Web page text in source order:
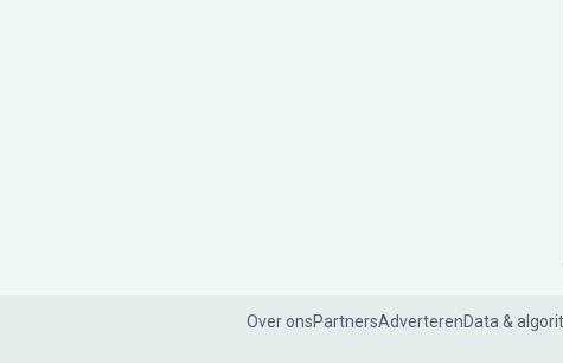
Over onsPartnersAdverterenData &